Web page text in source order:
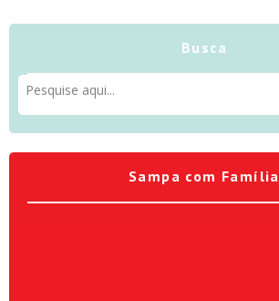
Busca
Sampa com Família